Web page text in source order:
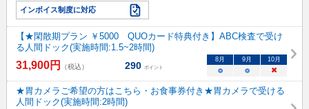
インボイス制度に対応
【★閑散期プラン ￥5000 QUOカード特典付き】ABC検査で受け
る人間ドック(実施時間:1.5~2時間)
31,900円 （税込） 290 ポイント
8 月 9 月 10月
○ ○ ×
★胃カメラご希望の方はこちら・お食事券付き★胃カメラで受ける
人間ドック(実施時間:2時間)